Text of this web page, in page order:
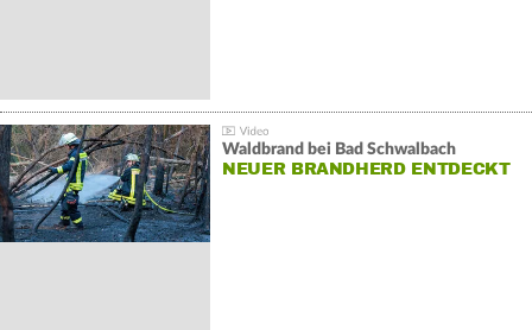
Waldbrand bei Bad Schwalbach
NEUER BRANDHERD ENTDECKT